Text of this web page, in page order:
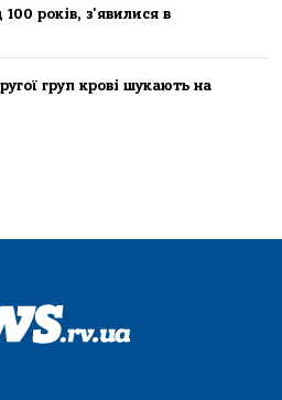
років, з'явилися в
груп крові шукають на